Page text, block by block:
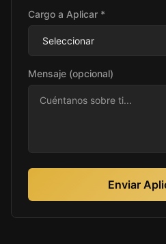
Cargo a Aplicar *
Mensaje (opcional)
Enviar